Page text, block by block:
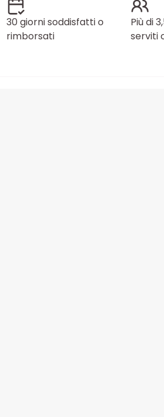
30 giorni soddisfatti o
rimborsati
Più di
serviti